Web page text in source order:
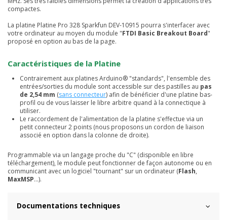
compactes.
La platine Platine Pro 328 Sparkfun DEV-10915 pourra s'interfacer avec
votre ordinateur au moyen du module "FTDI Basic Breakout Board"
proposé en option au bas de la page.
Caractéristiques de la Platine
Contrairement aux platines Arduino® "standards", l'ensemble des
entrées/sorties du module sont accessible sur des pastilles au pas
de 2,54 mm (sans connecteur) afin de bénéficier d'une platine bas-
profil ou de vous laisser le libre arbitre quand à la connectique à
utiliser.
Le raccordement de l'alimentation de la platine s'effectue via un
petit connecteur 2 points (nous proposons un cordon de liaison
associé en option dans la colonne de droite).
Programmable via un langage proche du "C" (disponible en libre
téléchargement), le module peut fonctionner de façon autonome ou en
communicant avec un logiciel "tournant" sur un ordinateur (Flash,
MaxMSP...).
Documentations techniques